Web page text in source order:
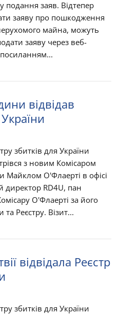
подання заяв. Відтепер
заяву про пошкодження
майна, можуть
заяву через веб-
посиланням...
відвідав
збитків для України
з новим Комісаром
О'Флаерті в офісі
директор RD4U, пан
О'Флаерті за його
Реєстру. Візит...
відвідала Реєстр
збитків для України